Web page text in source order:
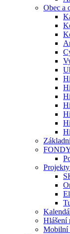
Obec a
Hlášení
Mobilní